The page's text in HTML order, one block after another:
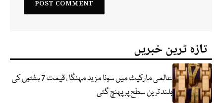
تازہ ترین خبریں
عالمی مارکیٹ میں سونا مزید مہنگا ، قیمت 7 ہفتوں کی
بلند ترین سطح پر پہنچ گئی